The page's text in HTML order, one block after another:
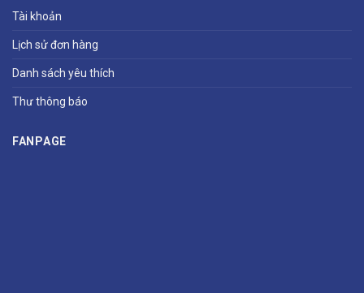
Tài khoản
Lịch sử đơn hàng
Danh sách yêu thích
Thư thông báo
FANPAGE